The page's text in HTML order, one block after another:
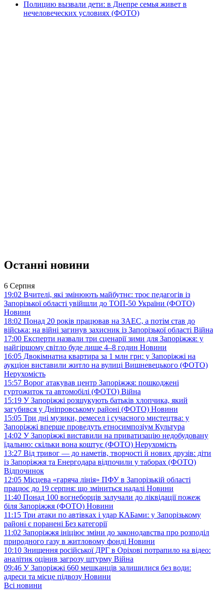
Полицию вызвали дети: в Днепре семья живет в
нечеловеческих условиях (ФОТО)
Останні новини
6 Серпня
19:02 Вчителі, які змінюють майбутнє: троє педагогів із
Запорізької області увійшли до ТОП-50 України (ФОТО)
Новини
18:02 Понад 20 років працював на ЗАЕС, а потім став до
війська: на війні загинув захисник із Запорізької області Війна
17:00 Експерти назвали три сценарії зими для Запоріжжя: у
найгіршому світло буде лише 4–8 годин Новини
16:05 Двокімнатна квартира за 1 млн грн: у Запоріжжі на
аукціон виставили житло на вулиці Вишневецького (ФОТО)
Нерухомість
15:57 Ворог атакував центр Запоріжжя: пошкоджені
гуртожиток та автомобілі (ФОТО) Війна
15:19 У Запоріжжі розшукують батьків хлопчика, який
загубився у Дніпровському районі (ФОТО) Новини
15:05 Три дні музики, ремесел і сучасного мистецтва: у
Запоріжжі вперше проведуть етносимпозіум Культура
14:02 У Запоріжжі виставили на приватизацію недобудовану
їдальню: скільки вона коштує (ФОТО) Нерухомість
13:27 Від тривог — до наметів, творчості й нових друзів: діти
із Запоріжжя та Енергодара відпочили у таборах (ФОТО)
Відпочинок
12:05 Місцева «гаряча лінія» ПФУ в Запорізькій області
працює до 19 серпня: що зміниться надалі Новини
11:40 Понад 100 вогнеборців залучали до ліквідації пожеж
біля Запоріжжя (ФОТО) Новини
11:15 Три атаки по автівках і удар КАБами: у Запорізькому
районі є поранені Без категорії
11:02 Запоріжжя ініціює зміни до законодавства про розподіл
природного газу в житловому фонді Новини
10:10 Знищення російської ДРГ в Оріхові потрапило на відео:
аналітик оцінив загрозу штурму Війна
09:46 У Запоріжжі 660 мешканців залишилися без води:
адреси та місце підвозу Новини
Всі новини